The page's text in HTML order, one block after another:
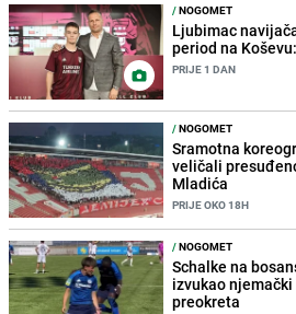
/NOGOMET
Ljubimac
period na
PRIJE 1 DAN
/NOGOMET
Sramotna
veličali
Mladića
PRIJE OKO 18H
/NOGOMET
Schalke na
izvukao
preokreta